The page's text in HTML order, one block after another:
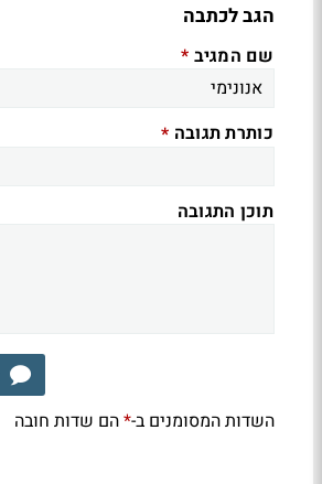
הגב לכתבה
שם המגיב *
כותרת תגובה *
תוכן התגובה
השדות המסומנים ב-*הם שדות חובה